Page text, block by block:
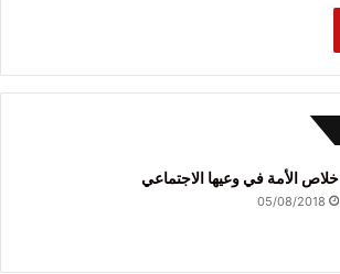
خلاص الأمة في وعيها الاجتماعي
05/08/2018